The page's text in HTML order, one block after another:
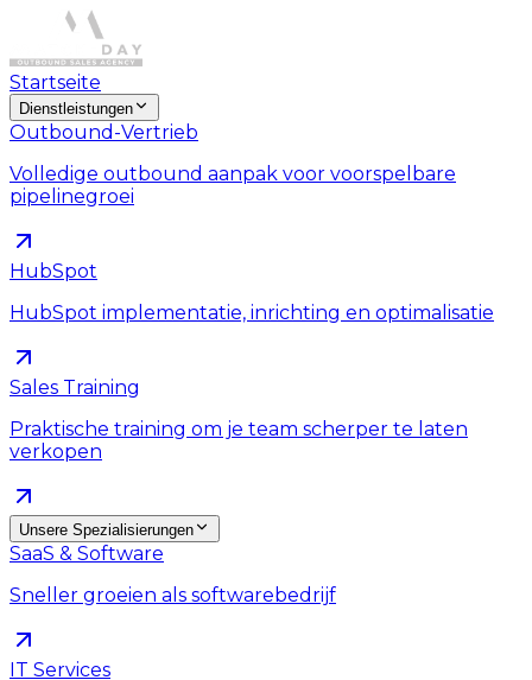
Startseite
Dienstleistungen
Outbound-Vertrieb
Volledige outbound aanpak voor voorspelbare
pipelinegroei
HubSpot
HubSpot implementatie, inrichting en optimalisatie
Sales Training
Praktische training om je team scherper te laten
verkopen
Unsere Spezialisierungen
SaaS & Software
Sneller groeien als softwarebedrijf
IT Services